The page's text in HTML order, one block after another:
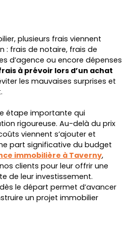
plusieurs frais viennent
: frais de notaire, frais de
d’agence ou encore dépenses
à prévoir lors d’un achat
les mauvaises surprises et
étape importante qui
rigoureuse. Au-delà du prix
viennent s’ajouter et
part significative du budget
immobilière à Taverny,
clients pour leur offrir une
de leur investissement.
le départ permet d’avancer
un projet immobilier